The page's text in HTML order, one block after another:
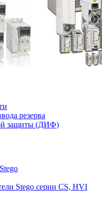
резерва
защиты (ДИФ)
Stego серии CS, HVI